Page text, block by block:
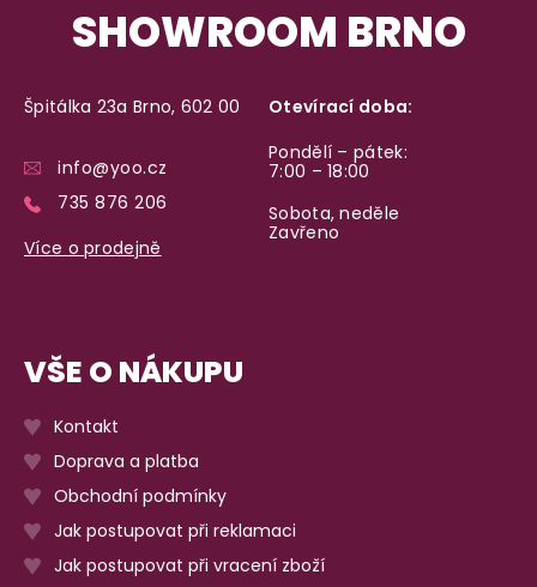
SHOWROOM BRNO
Špitálka 23a Brno, 602 00
info@yoo.cz
735 876 206
Více o prodejně
Otevírací doba:
Pondělí – pátek:
7:00 – 18:00
Sobota, neděle
Zavřeno
VŠE O NÁKUPU
Kontakt
Doprava a platba
Obchodní podmínky
Jak postupovat při reklamaci
Jak postupovat při vracení zboží